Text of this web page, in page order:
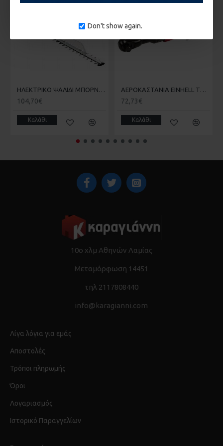
Don't show again.
HΛΕΚΤΡΙΚΟ ΨΑΛΙΔΙ ΜΠΟΡΝΤΟΥΡΑΣ 650W GΕ-EH 6560 EINHELL 3403330
104,70€
Καλάθι
ΑΕΡΟΚΑΣΤΑΝΙΑ EINHELL TC-PR 68 4139180
72,73€
Καλάθι
10ο χλμ Αθηνών Λαμίας
Μεταμόρφωση 14451
τηλ 2117808440
info@karagianni.com
Λίγα λόγια για εμάς
Αποστολές
Τρόποι πληρωμής
Όροι
Λογαριασμός
Ιστορικό Παραγγελίων